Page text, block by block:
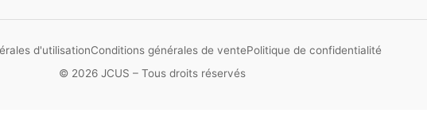
d'utilisationConditions générales de ventePolitique de confidentialité
© 2026 JCUS – Tous droits réservés